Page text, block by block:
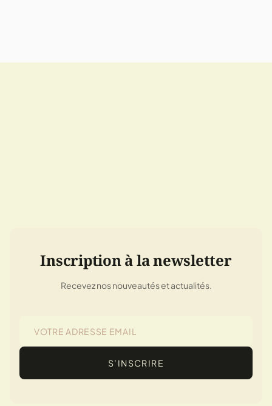
Inscription à la newsletter
Recevez nos nouveautés et actualités.
S’INSCRIRE